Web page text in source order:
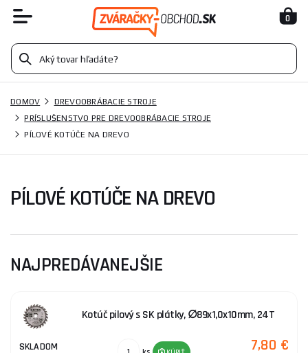
0
DOMOV
DREVOOBRÁBACIE STROJE
PRÍSLUŠENSTVO PRE DREVOOBRÁBACIE STROJE
PÍLOVÉ KOTÚČE NA DREVO
PÍLOVÉ KOTÚČE NA DREVO
NAJPREDÁVANEJŠIE
Kotúč pilový s SK plátky, ∅89x1,0x10mm, 24T
SKLADOM 7,80 €